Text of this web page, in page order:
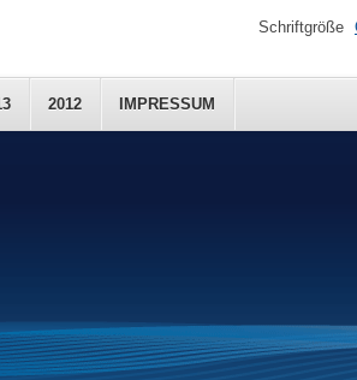
2012 IMPRESSUM
Schriftgröße